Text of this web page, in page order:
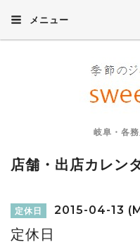
メニュー
岐阜・各務
店舗・出店カレン
定休日 2015-04-13
定休日